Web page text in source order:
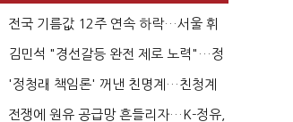
전국 기름값 12주 연속 하락…서울 휘
발윳값 1909원...
김민석 "경선갈등 완전 제로 노력"…정
청래 "반명 공세 사...
'정청래 책임론' 꺼낸 친명계…친청계
는 추가투표 때리기...
전쟁에 원유 공급망 흔들리자…K-정유,